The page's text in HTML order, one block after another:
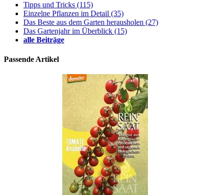
Tipps und Tricks (115)
Einzelne Pflanzen im Detail (35)
Das Beste aus dem Garten herausholen (27)
Das Gartenjahr im Überblick (15)
alle Beiträge
Passende Artikel